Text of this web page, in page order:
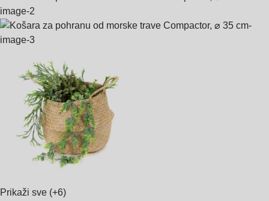
Prikaži sve (+6)